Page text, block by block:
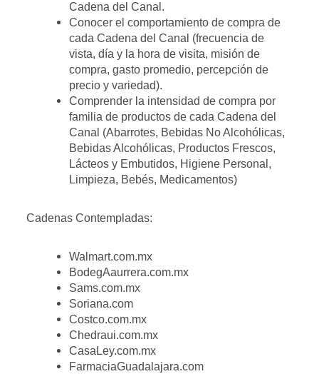
Cadena del Canal.
Conocer el comportamiento de compra de
cada Cadena del Canal (frecuencia de
vista, día y la hora de visita, misión de
compra, gasto promedio, percepción de
precio y variedad).
Comprender la intensidad de compra por
familia de productos de cada Cadena del
Canal (Abarrotes, Bebidas No Alcohólicas,
Bebidas Alcohólicas, Productos Frescos,
Lácteos y Embutidos, Higiene Personal,
Limpieza, Bebés, Medicamentos)
Cadenas Contempladas:
Walmart.com.mx
BodegAaurrera.com.mx
Sams.com.mx
Soriana.com
Costco.com.mx
Chedraui.com.mx
CasaLey.com.mx
FarmaciaGuadalajara.com